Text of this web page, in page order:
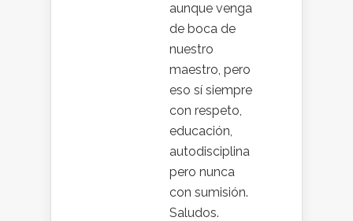
aunque venga
de boca de
nuestro
maestro, pero
eso sí siempre
con respeto,
educación,
autodisciplina
pero nunca
con sumisión.
Saludos.